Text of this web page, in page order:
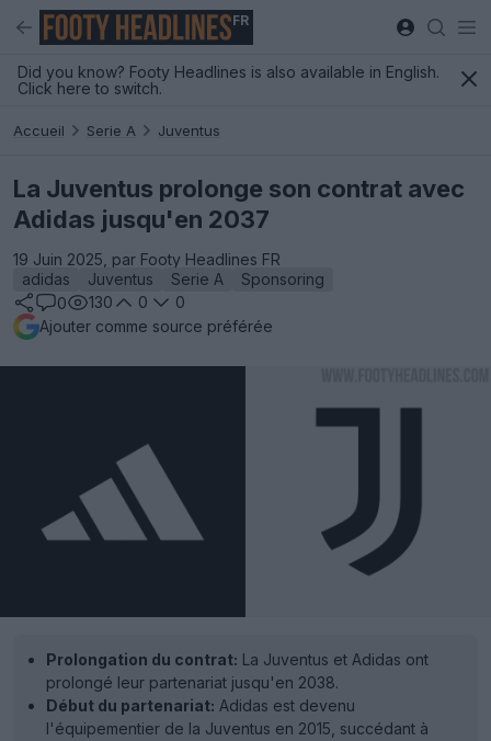
FR
Did you know? Footy Headlines is also available in English.
Click here to switch.
Accueil Serie A Juventus
La Juventus prolonge son contrat avec
Adidas jusqu'en 2037
19 Juin 2025, par Footy Headlines FR
adidas
Juventus Serie A
Sponsoring
0
130 0
0
Ajouter comme source préférée
Prolongation du contrat: La Juventus et Adidas ont
prolongé leur partenariat jusqu'en 2038.
Début du partenariat: Adidas est devenu
l'équipementier de la Juventus en 2015, succédant à